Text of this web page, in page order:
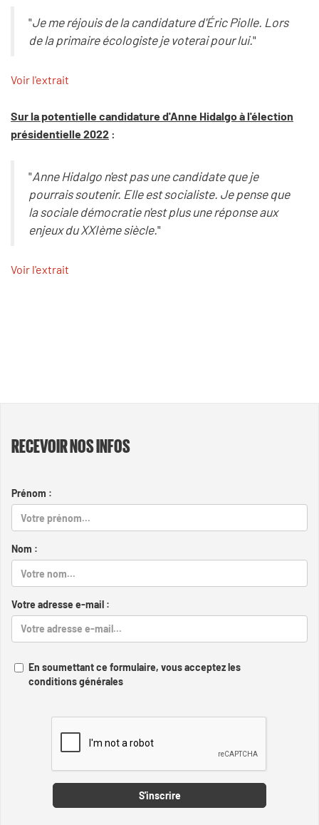
"Je me réjouis de la candidature d'Éric Piolle. Lors
de la primaire écologiste je voterai pour lui."
Voir l'extrait
Sur la potentielle candidature d'Anne Hidalgo à l'élection
présidentielle 2022 :
"Anne Hidalgo n'est pas une candidate que je
pourrais soutenir. Elle est socialiste. Je pense que
la sociale démocratie n'est plus une réponse aux
enjeux du XXIème siècle."
Voir l'extrait
RECEVOIR NOS INFOS
Prénom :
Nom :
Votre adresse e-mail :
En soumettant ce formulaire, vous acceptez les
conditions générales
S'inscrire